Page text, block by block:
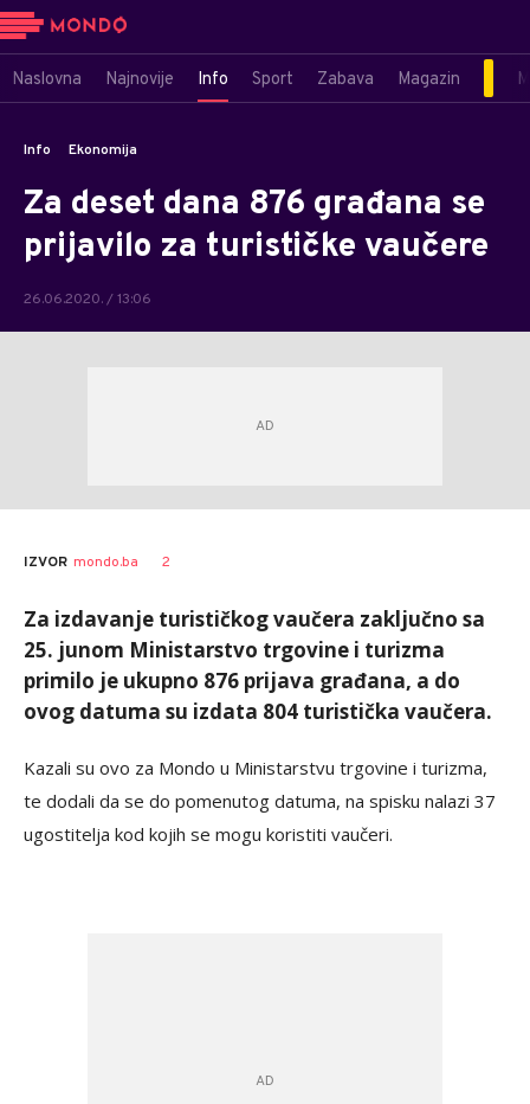
Naslovna Najnovije Info Sport Zabava Magazin
Info Ekonomija
Za deset dana 876 građana se
prijavilo za turističke vaučere
26.06.2020. / 13:06
AUTOR Ninković
IZVOR mondo.ba 2
Za izdavanje turističkog vaučera zaključno sa
25. junom Ministarstvo trgovine i turizma
primilo je ukupno 876 prijava građana, a do
ovog datuma su izdata 804 turistička vaučera.
Kazali su ovo za Mondo u Ministarstvu trgovine i turizma,
te dodali da se do pomenutog datuma, na spisku nalazi 37
ugostitelja kod kojih se mogu koristiti vaučeri.